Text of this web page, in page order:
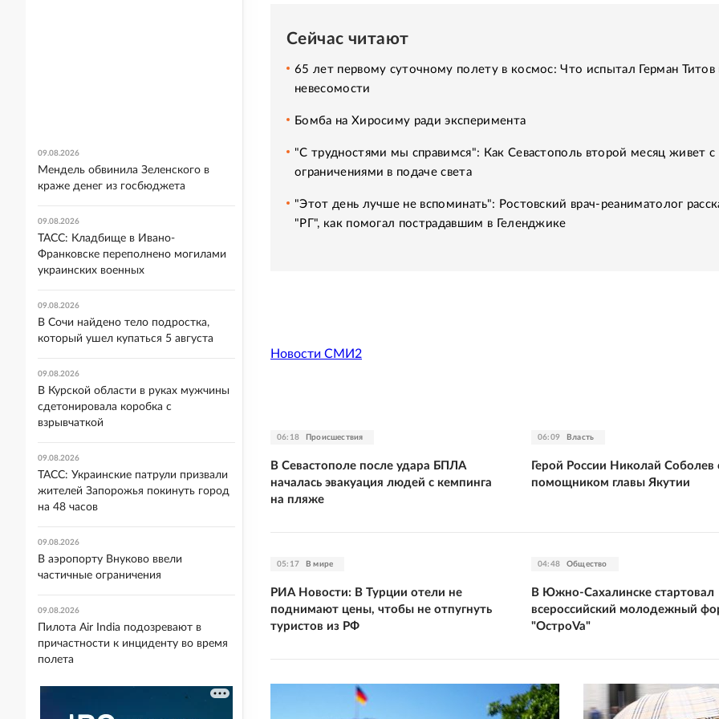
Сейчас читают
65 лет первому суточному полету в космос: Что испытал Герман Титов
невесомости
Бомба на Хиросиму ради эксперимента
"С трудностями мы справимся": Как Севастополь второй месяц живет с
ограничениями в подаче света
"Этот день лучше не вспоминать": Ростовский врач-реаниматолог
"РГ", как помогал пострадавшим в Геленджике
Новости СМИ2
06:18 Происшествия
В Севастополе после удара БПЛА
началась эвакуация людей с кемпинга
на пляже
06:09 Власть
Герой России Николай Соболев
помощником главы Якутии
05:17 В мире
РИА Новости: В Турции отели не
поднимают цены, чтобы не отпугнуть
туристов из РФ
04:48 Общество
В Южно-Сахалинске стартовал
всероссийский молодежный
"ОстроVa"
09.08.2026
Мендель обвинила Зеленского в
краже денег из госбюджета
09.08.2026
ТАСС: Кладбище в Ивано-
Франковске переполнено могилами
украинских военных
09.08.2026
В Сочи найдено тело подростка,
который ушел купаться 5 августа
09.08.2026
В Курской области в руках мужчины
сдетонировала коробка с
взрывчаткой
09.08.2026
ТАСС: Украинские патрули призвали
жителей Запорожья покинуть город
на 48 часов
09.08.2026
В аэропорту Внуково ввели
частичные ограничения
09.08.2026
Пилота Air India подозревают в
причастности к инциденту во время
полета